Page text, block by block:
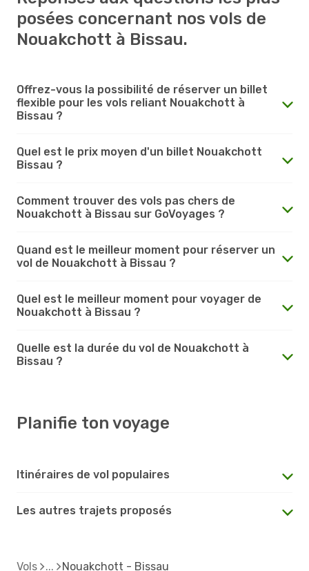
posées concernant nos vols de
Nouakchott à Bissau.
Offrez-vous la possibilité de réserver un billet
flexible pour les vols reliant Nouakchott à
Bissau ?
Quel est le prix moyen d'un billet Nouakchott
Bissau ?
Comment trouver des vols pas chers de
Nouakchott à Bissau sur GoVoyages ?
Quand est le meilleur moment pour réserver un
vol de Nouakchott à Bissau ?
Quel est le meilleur moment pour voyager de
Nouakchott à Bissau ?
Quelle est la durée du vol de Nouakchott à
Bissau ?
Planifie ton voyage
Itinéraires de vol populaires
Les autres trajets proposés
Vols Nouakchott - Bissau